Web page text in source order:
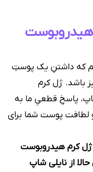
که داشتنِ یک پوستِ
باشد. ژل کرم
پاسخِ قطعیِ ما به
پوست شما برای
کرم هیدروبوست
از نایلی شاپ